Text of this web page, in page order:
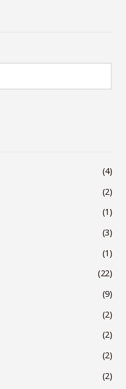
(4)
(2)
(1)
(3)
(1)
(22)
(9)
(2)
(2)
(2)
(2)